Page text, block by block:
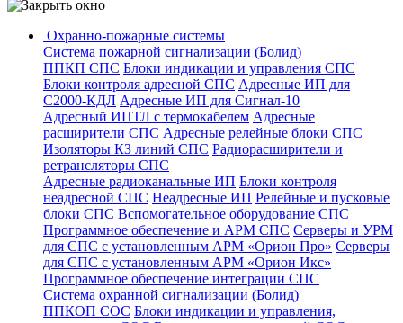
Охранно-пожарные системы
Система пожарной сигнализации (Болид)
ППКП СПС Блоки индикации и управления СПС
Блоки контроля адресной СПС Адресные ИП для
С2000-КДЛ Адресные ИП для Сигнал-10
Адресный ИПТЛ с термокабелем Адресные
расширители СПС Адресные релейные блоки СПС
Изоляторы КЗ линий СПС Радиорасширители и
ретрансляторы СПС
Адресные радиоканальные ИП Блоки контроля
неадресной СПС Неадресные ИП Релейные и пусковые
блоки СПС Вспомогательное оборудование СПС
Программное обеспечение и АРМ СПС Серверы и УРМ
для СПС с установленным АРМ «Орион Про» Серверы
для СПС с установленным АРМ «Орион Икс»
Программное обеспечение интеграции СПС
Система охранной сигнализации (Болид)
ППКОП СОС Блоки индикации и управления,